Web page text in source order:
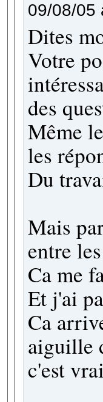
09/08/05
Dites
Votre
des
Même
les
Du
Mais
entre
Ca me
Et j'ai
Ca
aiguille
c'est